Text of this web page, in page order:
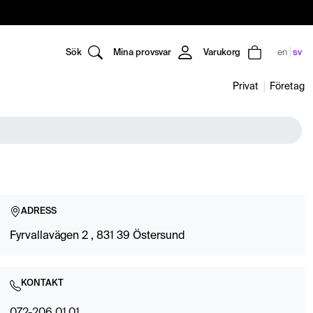
Sök Mina provsvar Varukorg en sv
Privat Företag
ADRESS
Fyrvallavägen 2 , 831 39 Östersund
KONTAKT